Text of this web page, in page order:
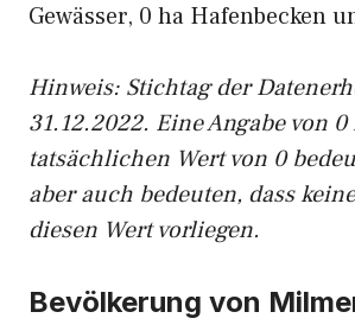
Gewässer, 0 ha Hafenbecken
Hinweis: Stichtag der
31.12.2022. Eine Angabe von
tatsächlichen Wert von 0
aber auch bedeuten, dass
diesen Wert vorliegen.
Bevölkerung von